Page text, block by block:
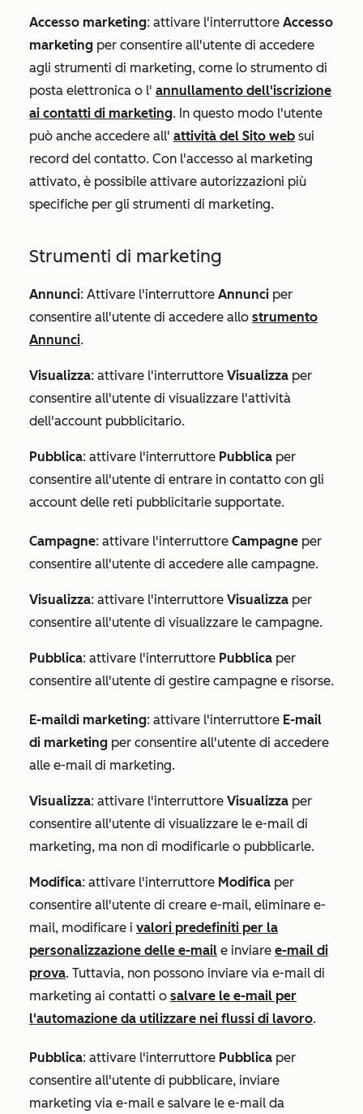
Accesso marketing: attivare l'interruttore Accesso
marketing per consentire all'utente di accedere
agli strumenti di marketing, come lo strumento di
posta elettronica o l' annullamento dell'iscrizione
ai contatti di marketing. In questo modo l'utente
può anche accedere all' attività del Sito web sui
record del contatto. Con l'accesso al marketing
attivato, è possibile attivare autorizzazioni più
specifiche per gli strumenti di marketing.
Strumenti di marketing
Annunci: Attivare l'interruttore Annunci per
consentire all'utente di accedere allo strumento
Annunci.
Visualizza: attivare l'interruttore Visualizza per
consentire all'utente di visualizzare l'attività
dell'account pubblicitario.
Pubblica: attivare l'interruttore Pubblica per
consentire all'utente di entrare in contatto con gli
account delle reti pubblicitarie supportate.
Campagne: attivare l'interruttore Campagne per
consentire all'utente di accedere alle campagne.
Visualizza: attivare l'interruttore Visualizza per
consentire all'utente di visualizzare le campagne.
Pubblica: attivare l'interruttore Pubblica per
consentire all'utente di gestire campagne e risorse.
E-maildi marketing: attivare l'interruttore E-mail
di marketing per consentire all'utente di accedere
alle e-mail di marketing.
Visualizza: attivare l'interruttore Visualizza per
consentire all'utente di visualizzare le e-mail di
marketing, ma non di modificarle o pubblicarle.
Modifica: attivare l'interruttore Modifica per
consentire all'utente di creare e-mail, eliminare e-
mail, modificare i valori predefiniti per la
personalizzazione delle e-mail e inviare e-mail di
prova. Tuttavia, non possono inviare via e-mail di
marketing ai contatti o salvare le e-mail per
l'automazione da utilizzare nei flussi di lavoro.
Pubblica: attivare l'interruttore Pubblica per
consentire all'utente di pubblicare, inviare
marketing via e-mail e salvare le e-mail da